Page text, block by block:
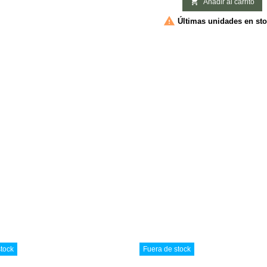
primavera para eliminar las toxinas
durante el invierno, ya que según la
 Últimas unidades en
Fuera de stock